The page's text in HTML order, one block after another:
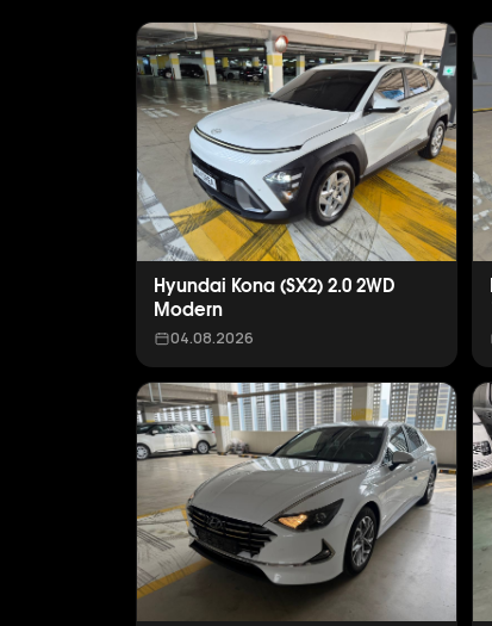
Hyundai Kona (SX2) 2.0 2WD
Modern
04.08.2026